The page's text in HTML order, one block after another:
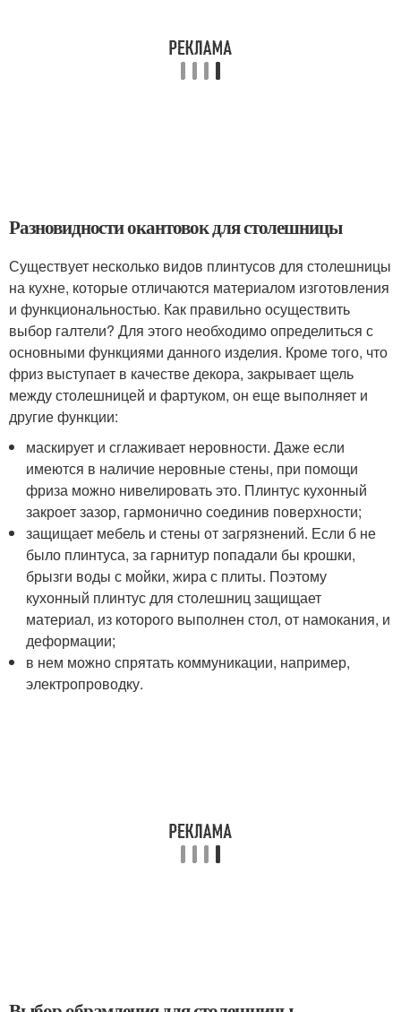
Разновидности окантовок для столешницы
Существует несколько видов плинтусов для столешницы
на кухне, которые отличаются материалом изготовления
и функциональностью. Как правильно осуществить
выбор галтели? Для этого необходимо определиться с
основными функциями данного изделия. Кроме того, что
фриз выступает в качестве декора, закрывает щель
между столешницей и фартуком, он еще выполняет и
другие функции:
маскирует и сглаживает неровности. Даже если
имеются в наличие неровные стены, при помощи
фриза можно нивелировать это. Плинтус кухонный
закроет зазор, гармонично соединив поверхности;
защищает мебель и стены от загрязнений. Если б не
было плинтуса, за гарнитур попадали бы крошки,
брызги воды с мойки, жира с плиты. Поэтому
кухонный плинтус для столешниц защищает
материал, из которого выполнен стол, от намокания, и
деформации;
в нем можно спрятать коммуникации, например,
электропроводку.